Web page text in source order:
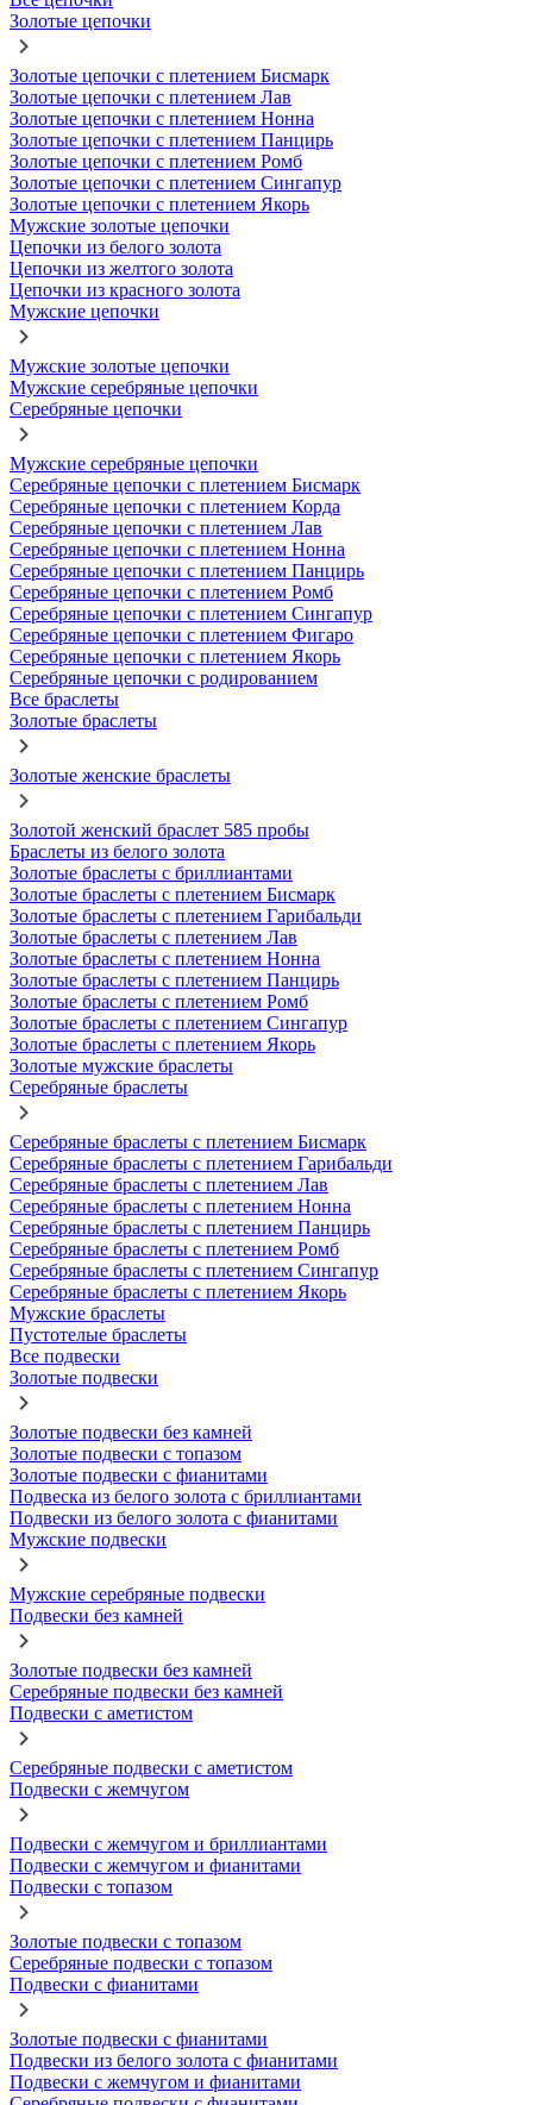
Золотые цепочки
Золотые цепочки с плетением Бисмарк
Золотые цепочки с плетением Лав
Золотые цепочки с плетением Нонна
Золотые цепочки с плетением Панцирь
Золотые цепочки с плетением Ромб
Золотые цепочки с плетением Сингапур
Золотые цепочки с плетением Якорь
Мужские золотые цепочки
Цепочки из белого золота
Цепочки из желтого золота
Цепочки из красного золота
Мужские цепочки
Мужские золотые цепочки
Мужские серебряные цепочки
Серебряные цепочки
Мужские серебряные цепочки
Серебряные цепочки с плетением Бисмарк
Серебряные цепочки с плетением Корда
Серебряные цепочки с плетением Лав
Серебряные цепочки с плетением Нонна
Серебряные цепочки с плетением Панцирь
Серебряные цепочки с плетением Ромб
Серебряные цепочки с плетением Сингапур
Серебряные цепочки с плетением Фигаро
Серебряные цепочки с плетением Якорь
Серебряные цепочки с родированием
Все браслеты
Золотые браслеты
Золотые женские браслеты
Золотой женский браслет 585 пробы
Браслеты из белого золота
Золотые браслеты с бриллиантами
Золотые браслеты с плетением Бисмарк
Золотые браслеты с плетением Гарибальди
Золотые браслеты с плетением Лав
Золотые браслеты с плетением Нонна
Золотые браслеты с плетением Панцирь
Золотые браслеты с плетением Ромб
Золотые браслеты с плетением Сингапур
Золотые браслеты с плетением Якорь
Золотые мужские браслеты
Серебряные браслеты
Серебряные браслеты с плетением Бисмарк
Серебряные браслеты с плетением Гарибальди
Серебряные браслеты с плетением Лав
Серебряные браслеты с плетением Нонна
Серебряные браслеты с плетением Панцирь
Серебряные браслеты с плетением Ромб
Серебряные браслеты с плетением Сингапур
Серебряные браслеты с плетением Якорь
Мужские браслеты
Пустотелые браслеты
Все подвески
Золотые подвески
Золотые подвески без камней
Золотые подвески с топазом
Золотые подвески с фианитами
Подвеска из белого золота с бриллиантами
Подвески из белого золота с фианитами
Мужские подвески
Мужские серебряные подвески
Подвески без камней
Золотые подвески без камней
Серебряные подвески без камней
Подвески с аметистом
Серебряные подвески с аметистом
Подвески с жемчугом
Подвески с жемчугом и бриллиантами
Подвески с жемчугом и фианитами
Подвески с топазом
Золотые подвески с топазом
Серебряные подвески с топазом
Подвески с фианитами
Золотые подвески с фианитами
Подвески из белого золота с фианитами
Подвески с жемчугом и фианитами